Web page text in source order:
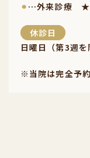
⚫︎ …外来診療 ★
休診日
日曜日（第3週
※当院は完全予約